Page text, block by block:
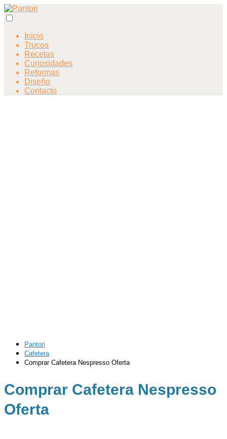
Inicio
Trucos
Recetas
Curiosidades
Reformas
Diseño
Contacto
Pantori
Cafetera
Comprar Cafetera Nespresso Oferta
Comprar Cafetera Nespresso
Oferta